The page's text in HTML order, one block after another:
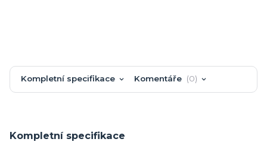
Kompletní specifikace Komentáře 0
Kompletní specifikace